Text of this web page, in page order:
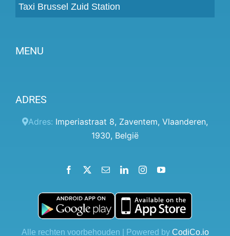
Taxi Brussel Zuid Station
MENU
Prijzen
Klantenpaneel
Algemene voorwaarden
Contact
Blog
ADRES
Adres: Imperiastraat 8, Zaventem, Vlaanderen,
1930, België
Facebook EmailLinkedInInstagramYouTube
Alle rechten voorbehouden | Powered by CodiCo.io